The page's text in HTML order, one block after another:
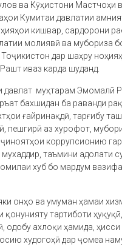
ва Кӯҳистони Мастчоҳи
Кумитаи давлатии
кишвар, сардорони
молиявӣ ва мубориза
дар шаҳру
иваз карда шуданд.
давлат муҳтарам Эмомалӣ
бахшидан ба раванди
ғайринақдӣ, тарғибу
пешгирӣ аз хурофот,
коррупсионию
таъмини адолати
хуб бо мардум
онҳо ва умуман ҳамаи
қонунияту тартиботи
одобу ахлоқи ҳамида, ҳисси
худогоҳӣ дар ҷомеа